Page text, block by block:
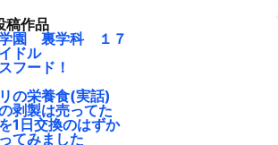
稿作品
園 裏学科 １７
ドル
フード！
の栄養食(実話)
剥製は売ってた
1日交換のはずか
てみました